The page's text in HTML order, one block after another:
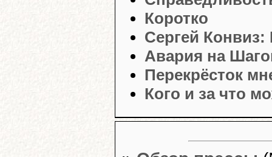
Коротко
Сергей
Авария на
Перекрёсток
Кого и за что